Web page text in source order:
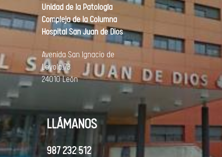
Unidad de la Patología
Compleja de la Columna
Hospital San Juan de Dios
Avenida San Ignacio de
Loyola,73
24010 León
LLÁMANOS
987 232 512